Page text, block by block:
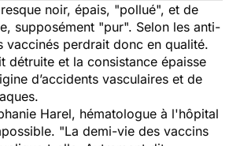
noir, épais, "pollué", et de
supposément "pur". Selon les anti-
vaccinés perdrait donc en qualité.
détruite et la consistance épaisse
d’accidents vasculaires et de
Harel, hématologue à l'hôpital
"La demi-vie des vaccins